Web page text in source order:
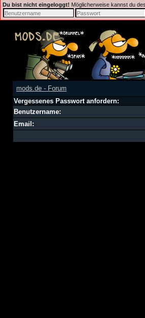
Du bist nicht eingeloggt! Möglicherweise kannst du
mods.de - Forum
Vergessenes Passwort anfordern:
Benutzername:
Email: